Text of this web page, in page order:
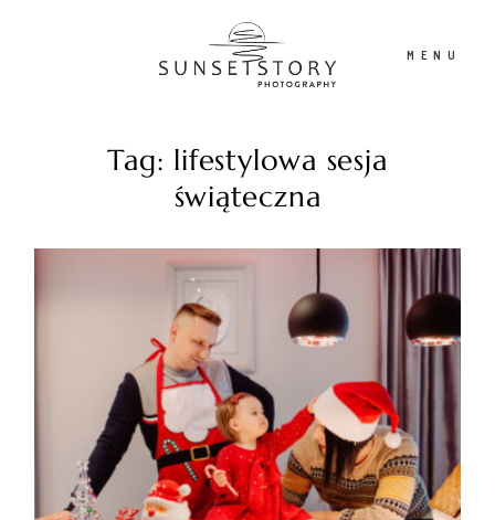
MENU
Tag: lifestylowa sesja
świąteczna
PORTFOLIO
CONTENT CREATOR
FILM
O NAS